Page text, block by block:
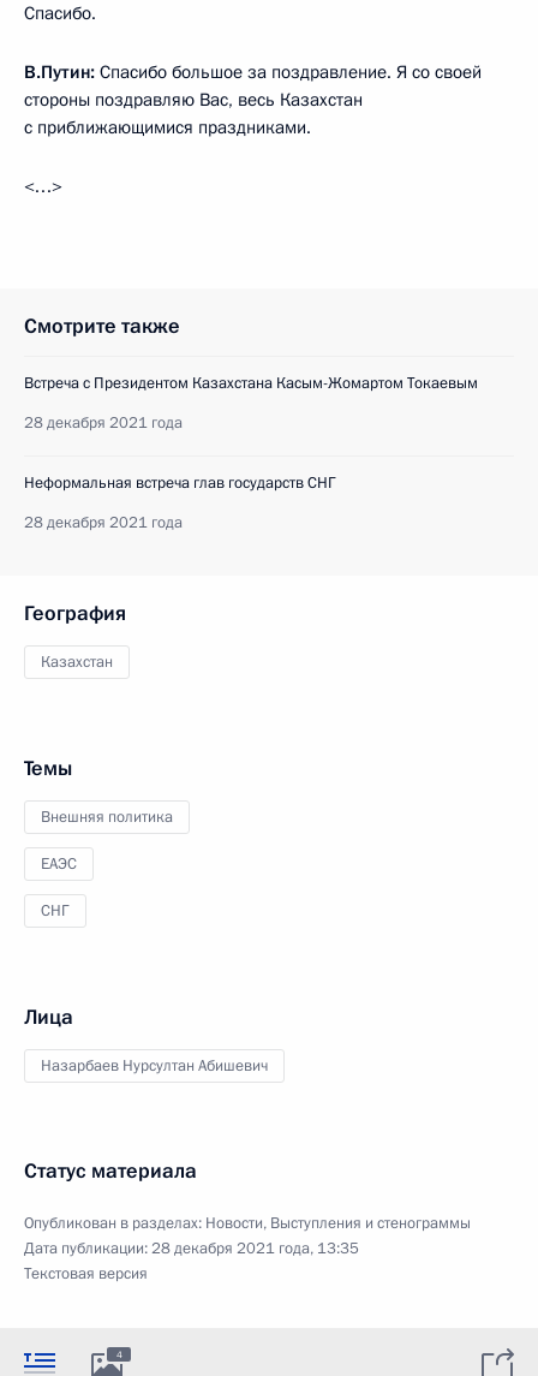
Спасибо.
В.Путин: Спасибо большое за поздравление. Я со своей
стороны поздравляю Вас, весь Казахстан
с приближающимися праздниками.
<…>
Смотрите также
Встреча с Президентом Казахстана Касым-Жомартом Токаевым
28 декабря 2021 года
Неформальная встреча глав государств СНГ
28 декабря 2021 года
География
Казахстан
Темы
Внешняя политика
ЕАЭС
СНГ
Лица
Назарбаев Нурсултан Абишевич
Статус материала
Опубликован в разделах: Новости, Выступления и стенограммы
Дата публикации:28 декабря 2021 года, 13:35
Текстовая версия
4